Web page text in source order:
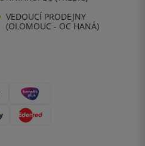
VEDOUCÍ PRODEJNY
(OLOMOUC - OC HANÁ)